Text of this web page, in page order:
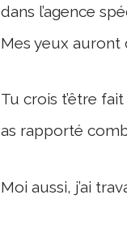
dans l’agence
Mes yeux auront
Tu crois t’être
as rapporté
Moi aussi, j’ai